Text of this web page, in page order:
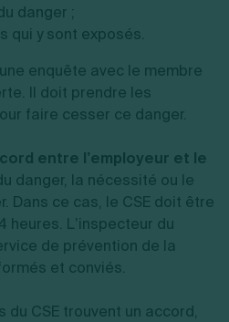
danger ;
qui y sont exposés.
enquête avec le membre
Il doit prendre les
faire cesser ce danger.
entre l’employeur et le
danger, la nécessité ou le
Dans ce cas, le CSE doit être
heures. L’inspecteur du
de prévention de la
et conviés.
du CSE trouvent un accord,